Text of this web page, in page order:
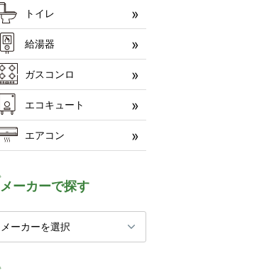
トイレ
給湯器
ガスコンロ
エコキュート
エアコン
メーカーで探す